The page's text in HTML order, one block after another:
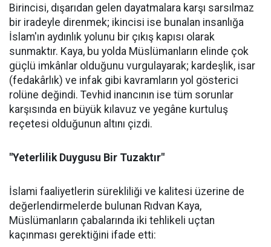
Birincisi, dışarıdan gelen dayatmalara karşı sarsılmaz
bir iradeyle direnmek; ikincisi ise bunalan insanlığa
İslam'ın aydınlık yolunu bir çıkış kapısı olarak
sunmaktır. Kaya, bu yolda Müslümanların elinde çok
güçlü imkânlar olduğunu vurgulayarak; kardeşlik, isar
(fedakârlık) ve infak gibi kavramların yol gösterici
rolüne değindi. Tevhid inancının ise tüm sorunlar
karşısında en büyük kılavuz ve yegâne kurtuluş
reçetesi olduğunun altını çizdi.
"Yeterlilik Duygusu Bir Tuzaktır"
İslami faaliyetlerin sürekliliği ve kalitesi üzerine de
değerlendirmelerde bulunan Rıdvan Kaya,
Müslümanların çabalarında iki tehlikeli uçtan
kaçınması gerektiğini ifade etti: